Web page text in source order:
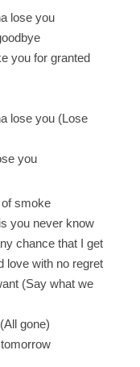
lose you
you for granted
lose you (Lose
you
smoke
you never know
chance that I get
love with no regret
(Say what we
gone)